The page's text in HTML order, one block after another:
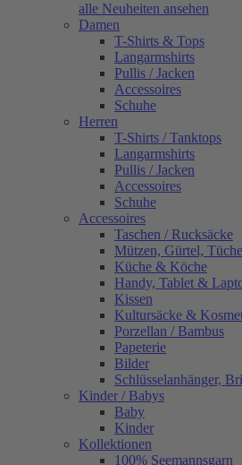
alle Neuheiten ansehen
Damen
T-Shirts & Tops
Langarmshirts
Pullis / Jacken
Accessoires
Schuhe
Herren
T-Shirts / Tanktops
Langarmshirts
Pullis / Jacken
Accessoires
Schuhe
Accessoires
Taschen / Rucksäcke
Mützen, Gürtel,
Küche & Köche
Handy, Tablet &
Kissen
Kultursäcke &
Porzellan / Bambus
Papeterie
Bilder
Schlüsselanhänger,
Kinder / Babys
Baby
Kinder
Kollektionen
100% Seemannsgarn